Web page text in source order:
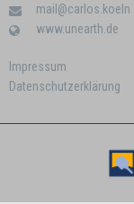
mail@carlos.koeln
www.unearth.de
Impressum
Datenschutzerklärung